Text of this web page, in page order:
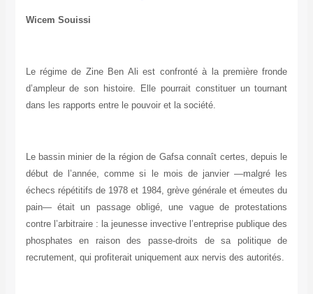
Wicem Souissi
Le régime de Zine Ben Ali est confronté à la première fronde
d’ampleur de son histoire. Elle pourrait constituer un tournant
dans les rapports entre le pouvoir et la société.
Le bassin minier de la région de Gafsa connaît certes, depuis le
début de l’année, comme si le mois de janvier —malgré les
échecs répétitifs de 1978 et 1984, grève générale et émeutes du
pain— était un passage obligé, une vague de protestations
contre l’arbitraire : la jeunesse invective l’entreprise publique des
phosphates en raison des passe-droits de sa politique de
recrutement, qui profiterait uniquement aux nervis des autorités.